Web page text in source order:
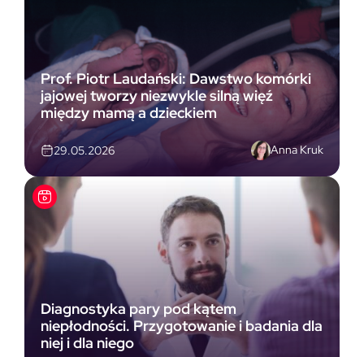
Prof. Piotr Laudański: Dawstwo komórki
jajowej tworzy niezwykle silną więź
między mamą a dzieckiem
29.05.2026 Anna Kruk
Diagnostyka pary pod kątem
niepłodności. Przygotowanie i badania dla
niej i dla niego